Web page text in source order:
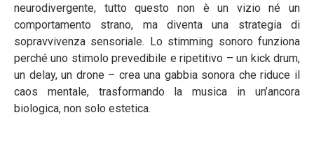
neurodivergente, tutto questo non è un vizio né un
comportamento strano, ma diventa una strategia di
sopravvivenza sensoriale. Lo stimming sonoro funziona
perché uno stimolo prevedibile e ripetitivo – un kick drum,
un delay, un drone – crea una gabbia sonora che riduce il
caos mentale, trasformando la musica in un’ancora
biologica, non solo estetica.